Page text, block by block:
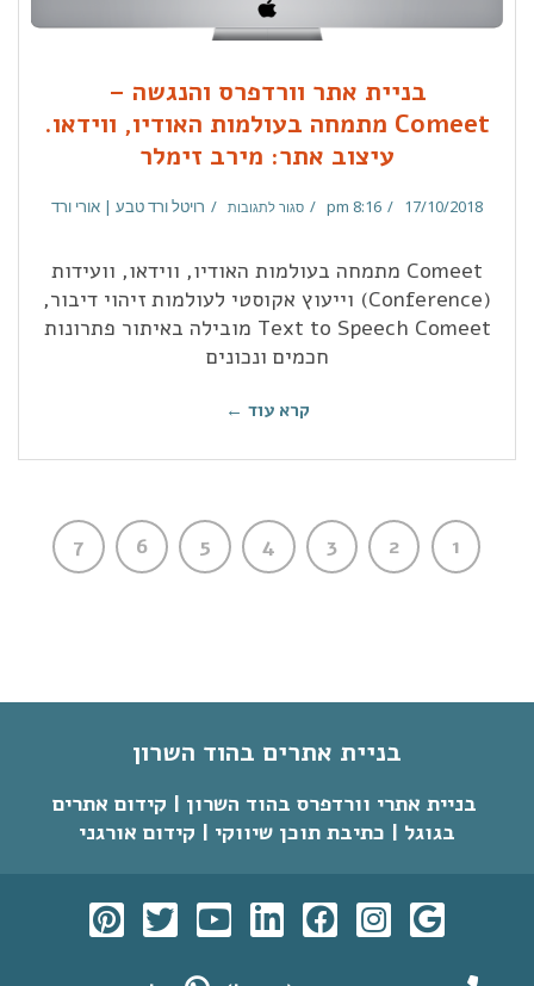
בניית אתר וורדפרס והנגשה –
Comeet מתמחה בעולמות האודיו, ווידאו.
עיצוב אתר: מירב זימלר
17/10/2018
8:16 pm סגור לתגובות רויטל ורד טבע | אורי ורד
Comeet מתמחה בעולמות האודיו, ווידאו, וועידות
(Conference) וייעוץ אקוסטי לעולמות זיהוי דיבור,
Text to Speech Comeet מובילה באיתור פתרונות
חכמים ונכונים
קרא עוד ←
1
2
3
4
5
6
7
בניית אתרים בהוד השרון
בניית אתרי וורדפרס בהוד השרון | קידום אתרים
בגוגל | כתיבת תוכן שיווקי | קידום אורגני